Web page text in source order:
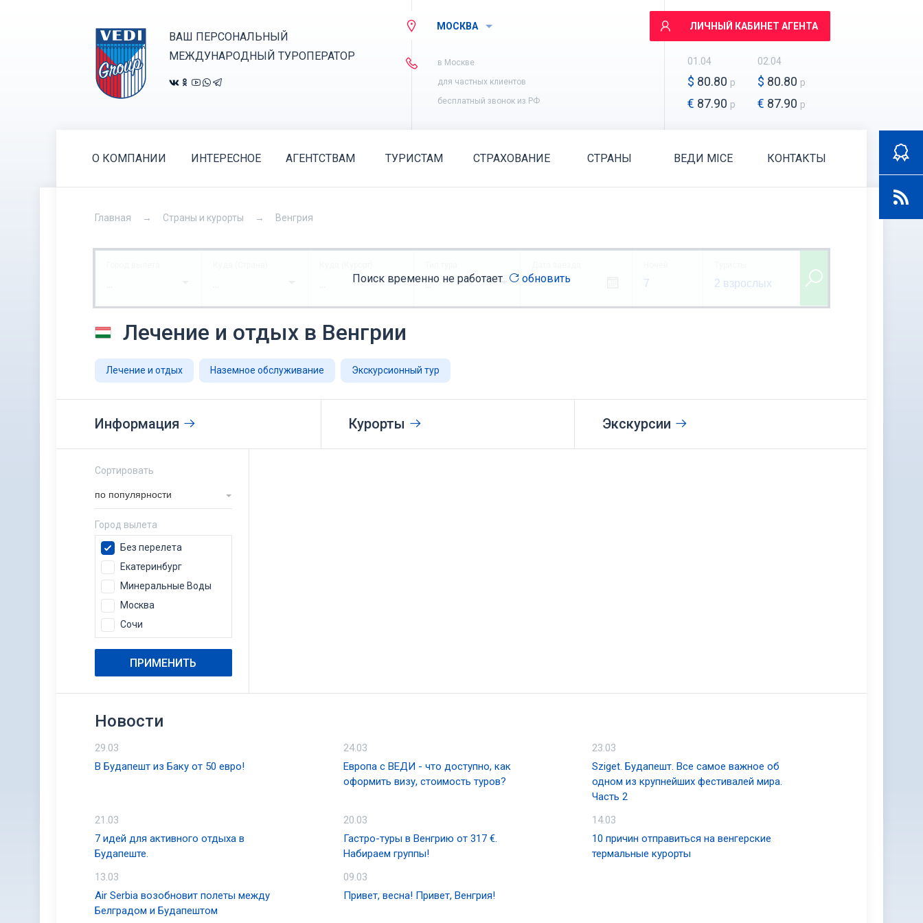
ВАШ ПЕРСОНАЛЬНЫЙ
МЕЖДУНАРОДНЫЙ ТУРОПЕРАТОР
МОСКВА
в Москве
для частных клиентов
бесплатный звонок из РФ
ЛИЧНЫЙ КАБИНЕТ АГЕНТА
01.04
$ 80.80 р
€ 87.90 р
02.04
$ 80.80 р
€ 87.90 р
О КОМПАНИИ ИНТЕРЕСНОЕ АГЕНТСТВАМ ТУРИСТАМ СТРАХОВАНИЕ СТРАНЫ ВЕДИ MICE КОНТАКТЫ
Главная Страны и курорты Венгрия
Поиск временно не работает обновить
... ... ... ... 7 2 взрослых
Лечение и отдых в Венгрии
Лечение и отдых Наземное обслуживание Экскурсионный тур
Информация Курорты Экскурсии
Сортировать
по популярности
Город вылета
Без перелета
Екатеринбург
Минеральные Воды
Москва
Сочи
ПРИМЕНИТЬ
Новости
29.03
В Будапешт из Баку от 50 евро!
24.03
Европа с ВЕДИ - что доступно, как
оформить визу, стоимость туров?
23.03
Sziget. Будапешт. Все самое важное об
одном из крупнейших фестивалей мира.
Часть 2
21.03
7 идей для активного отдыха в
Будапеште.
20.03
Гастро-туры в Венгрию от 317 €.
Набираем группы!
14.03
10 причин отправиться на венгерские
термальные курорты
13.03
Air Serbia возобновит полеты между
Белградом и Будапештом
09.03
Привет, весна! Привет, Венгрия!